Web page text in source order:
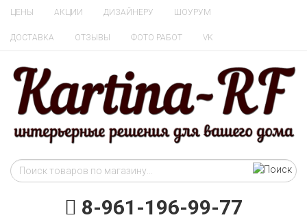
ЦЕНЫ АКЦИИ ДИЗАЙНЕРУ ШОУРУМ
ДОСТАВКА ОТЗЫВЫ ФОТО РАБОТ VK
8-961-196-99-77